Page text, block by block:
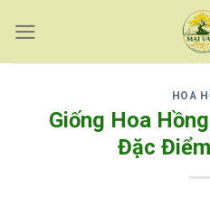
content
HOA
Giống Hoa
Đặc